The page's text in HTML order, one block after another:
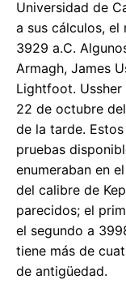
Universidad de
a sus cálculos, el
3929 a.C.
Armagh, James
Lightfoot.
22 de octubre
de la tarde.
pruebas
enumeraban en
del calibre de
parecidos; el
el segundo a
tiene más de
de antigüedad.